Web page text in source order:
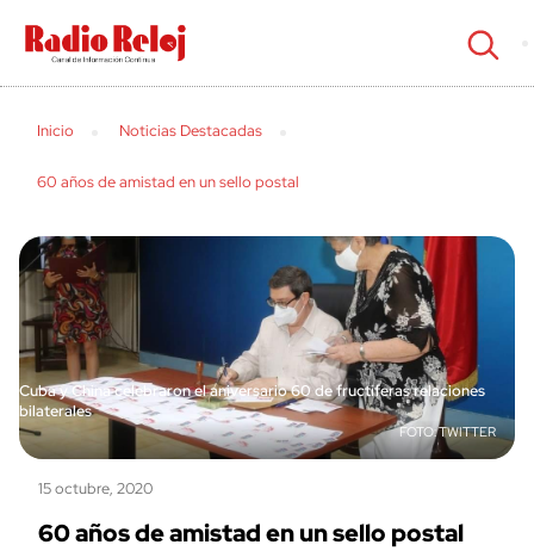
cerrar
Inicio Noticias Destacadas
60 años de amistad en un sello postal
Cuba y China celebraron el aniversario 60 de fructíferas relaciones
bilaterales
TWITTER
15 octubre, 2020
60 años de amistad en un sello postal